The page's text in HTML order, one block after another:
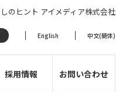
のヒント アイメディア株式会社
English 中文(簡体)
採用情報 お問い合わせ